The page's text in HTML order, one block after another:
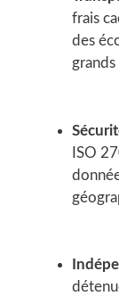
frais
des
grands
ISO